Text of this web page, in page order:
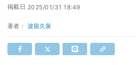
掲載日 2025/01/31 18:49
著者： 波留久泉